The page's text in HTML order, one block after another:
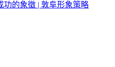
功的象徵 | 敦阜形象策略